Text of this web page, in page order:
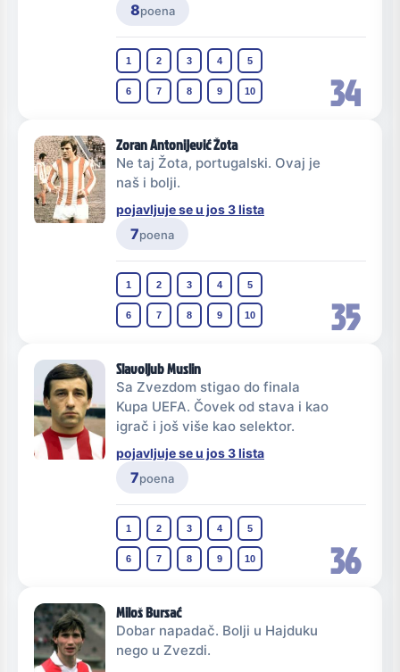
34
8poena
1 2 3 4 5
6 7 8 9 10
35
Zoran Antonijević Žota
Ne taj Žota, portugalski. Ovaj je
naš i bolji.
pojavljuje se u jos 3 lista
7poena
1 2 3 4 5
6 7 8 9 10
36
Slavoljub Muslin
Sa Zvezdom stigao do finala
Kupa UEFA. Čovek od stava i kao
igrač i još više kao selektor.
pojavljuje se u jos 3 lista
7poena
1 2 3 4 5
6 7 8 9 10
Miloš Bursać
Dobar napadač. Bolji u Hajduku
nego u Zvezdi.